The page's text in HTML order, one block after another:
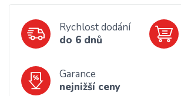
Rychlost dodání
do 6 dnů
Garance
nejnižší ceny